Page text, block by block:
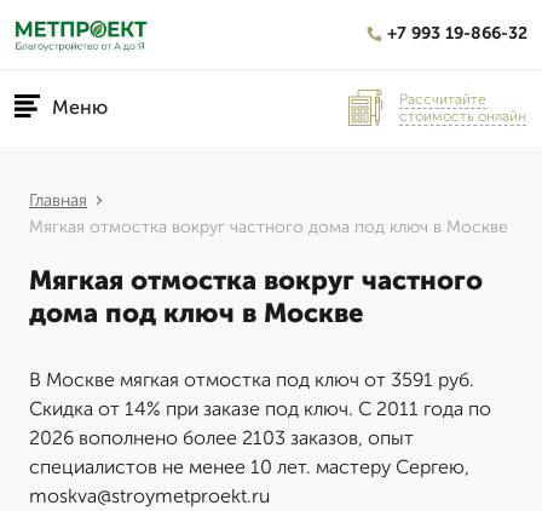
+7 993 19-866-32
Меню
Рассчитайте
стоимость онлайн
Главная
Мягкая отмостка вокруг частного дома под ключ в Москве
Мягкая отмостка вокруг частного
дома под ключ в Москве
В Москве мягкая отмостка под ключ от 3591 руб.
Скидка от 14% при заказе под ключ. С 2011 года по
2026 вополнено более 2103 заказов, опыт
специалистов не менее 10 лет. мастеру Сергею,
moskva@stroymetproekt.ru